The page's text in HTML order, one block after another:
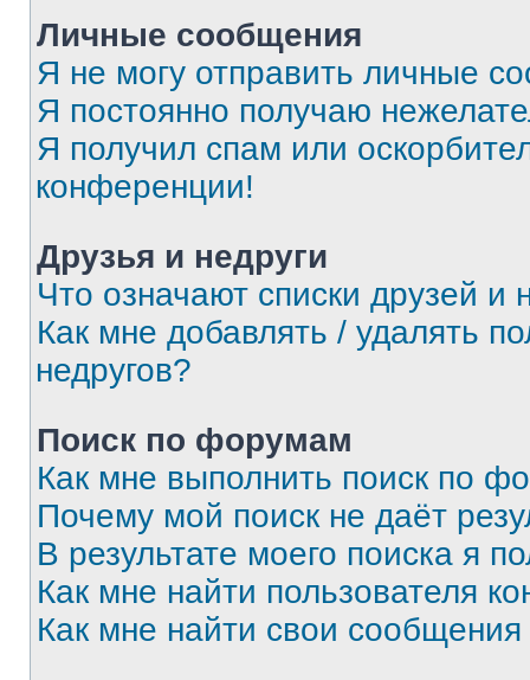
Личные сообщения
Я не могу отправить личные
Я постоянно получаю
Я получил спам или
конференции!
Друзья и недруги
Что означают списки друзей и
Как мне добавлять / удалять
недругов?
Поиск по форумам
Как мне выполнить поиск по
Почему мой поиск не даёт
В результате моего поиска я
Как мне найти пользователя
Как мне найти свои